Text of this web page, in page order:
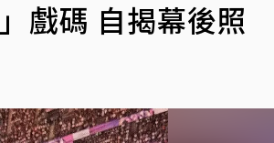
戲碼 自揭幕後照